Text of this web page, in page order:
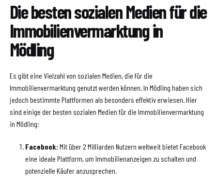
Die besten sozialen Medien für die
Immobilienvermarktung in
Mödling
Es gibt eine Vielzahl von sozialen Medien, die für die
Immobilienvermarktung genutzt werden können. In Mödling haben sich
jedoch bestimmte Plattformen als besonders effektiv erwiesen. Hier
sind einige der besten sozialen Medien für die Immobilienvermarktung
in Mödling:
Facebook:Mit über 2 Milliarden Nutzern weltweit bietet Facebook
eine ideale Plattform, um Immobilienanzeigen zu schalten und
potenzielle Käufer anzusprechen.